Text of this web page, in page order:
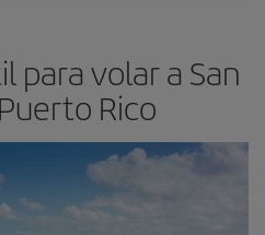
para volar a San
Rico